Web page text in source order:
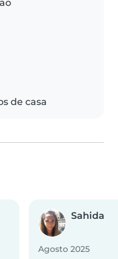
de casa
Sahida
Agosto 2025